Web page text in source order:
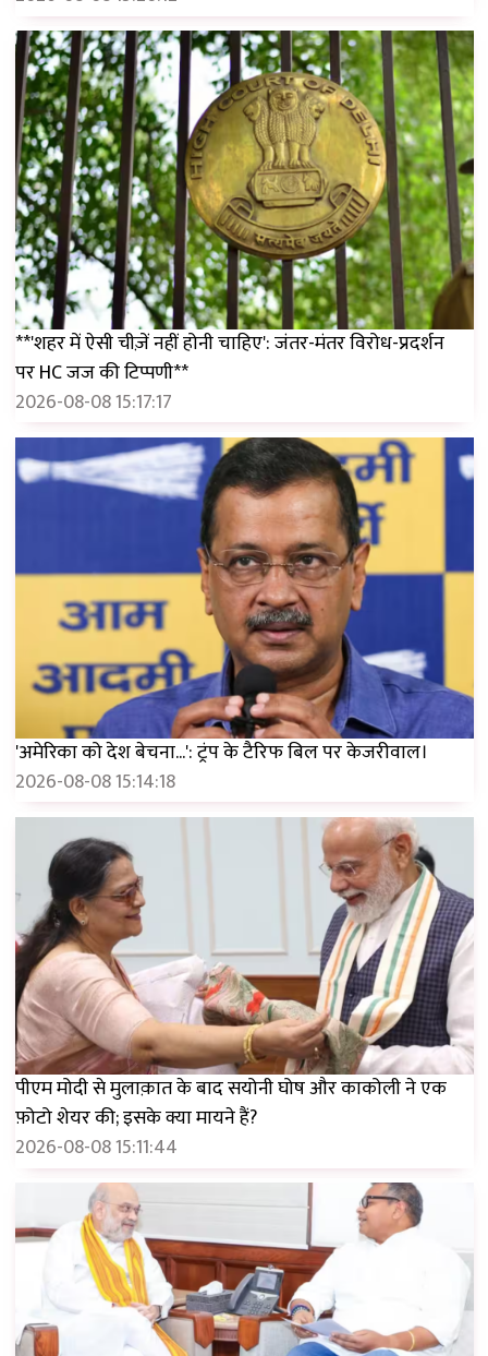
**'शहर में ऐसी चीज़ें नहीं होनी चाहिए': जंतर-मंतर विरोध-प्रदर्शन
पर HC जज की टिप्पणी**
2026-08-08 15:17:17
'अमेरिका को देश बेचना...': ट्रंप के टैरिफ बिल पर केजरीवाल।
2026-08-08 15:14:18
पीएम मोदी से मुलाक़ात के बाद सयोनी घोष और काकोली ने एक
फ़ोटो शेयर की; इसके क्या मायने हैं?
2026-08-08 15:11:44